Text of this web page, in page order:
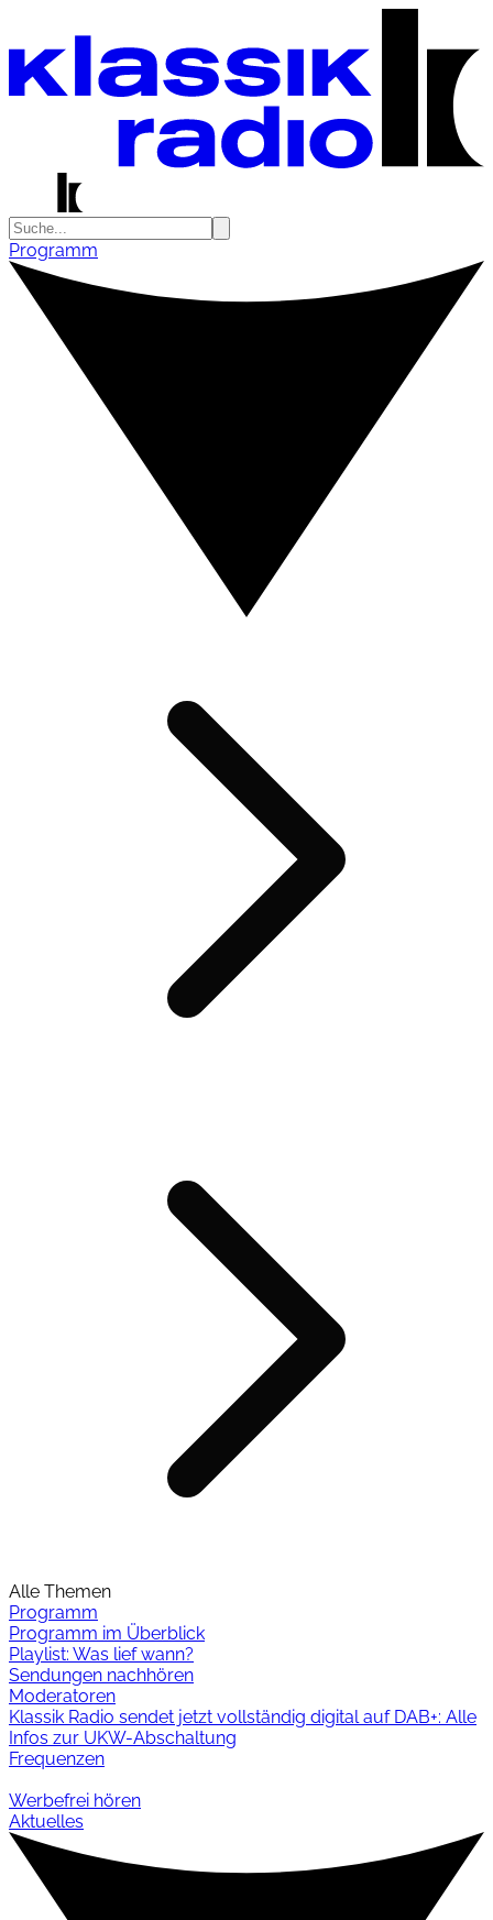
Programm
Alle Themen
Programm
Programm im Überblick
Playlist: Was lief wann?
Sendungen nachhören
Moderatoren
Klassik Radio sendet jetzt vollständig digital auf DAB+: Alle
Infos zur UKW-Abschaltung
Frequenzen
Werbefrei hören
Aktuelles